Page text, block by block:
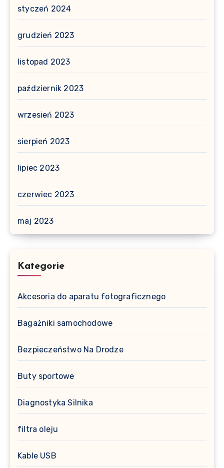
styczeń 2024
grudzień 2023
listopad 2023
październik 2023
wrzesień 2023
sierpień 2023
lipiec 2023
czerwiec 2023
maj 2023
Kategorie
Akcesoria do aparatu fotograficznego
Bagażniki samochodowe
Bezpieczeństwo Na Drodze
Buty sportowe
Diagnostyka Silnika
filtra oleju
Kable USB